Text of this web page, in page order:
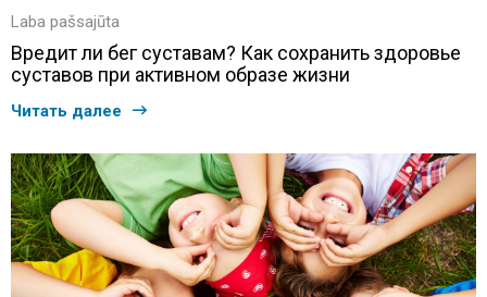
Laba pašsajūta
Вредит ли бег суставам? Как сохранить здоровье
суставов при активном образе жизни
Читать далее